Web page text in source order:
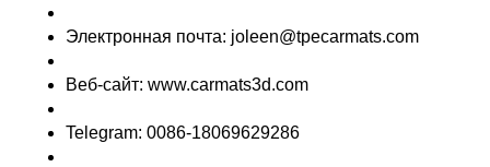
Электронная почта: joleen@tpecarmats.com
Веб-сайт: www.carmats3d.com
Telegram: 0086-18069629286